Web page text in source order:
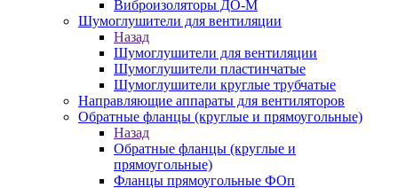
Виброизоляторы ДО-М
Шумоглушители для вентиляции
Назад
Шумоглушители для вентиляции
Шумоглушители пластинчатые
Шумоглушители круглые трубчатые
Направляющие аппараты для вентиляторов
Обратные фланцы (круглые и прямоугольные)
Назад
Обратные фланцы (круглые и
прямоугольные)
Фланцы прямоугольные ФОп